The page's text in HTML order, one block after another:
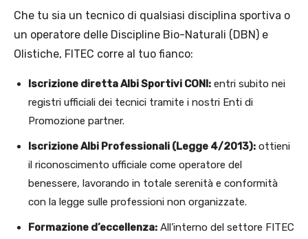
Che tu sia un tecnico di qualsiasi disciplina sportiva o
un operatore delle Discipline Bio-Naturali (DBN) e
Olistiche, FITEC corre al tuo fianco:
Iscrizione diretta Albi Sportivi CONI: entri subito nei
registri ufficiali dei tecnici tramite i nostri Enti di
Promozione partner.
Iscrizione Albi Professionali (Legge 4/2013): ottieni
il riconoscimento ufficiale come operatore del
benessere, lavorando in totale serenità e conformità
con la legge sulle professioni non organizzate.
Formazione d’eccellenza: All’interno del settore FITEC